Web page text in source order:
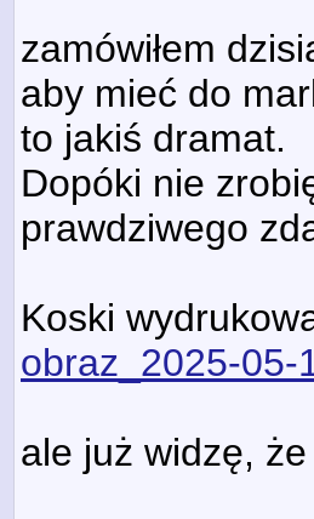
zamówiłem
aby mieć do
to jakiś dramat.
Dopóki nie
prawdziwego
Koski
obraz_2025-05-
ale już widzę,